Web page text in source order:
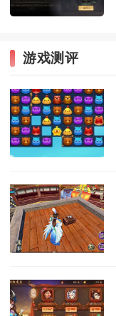
游戏测评